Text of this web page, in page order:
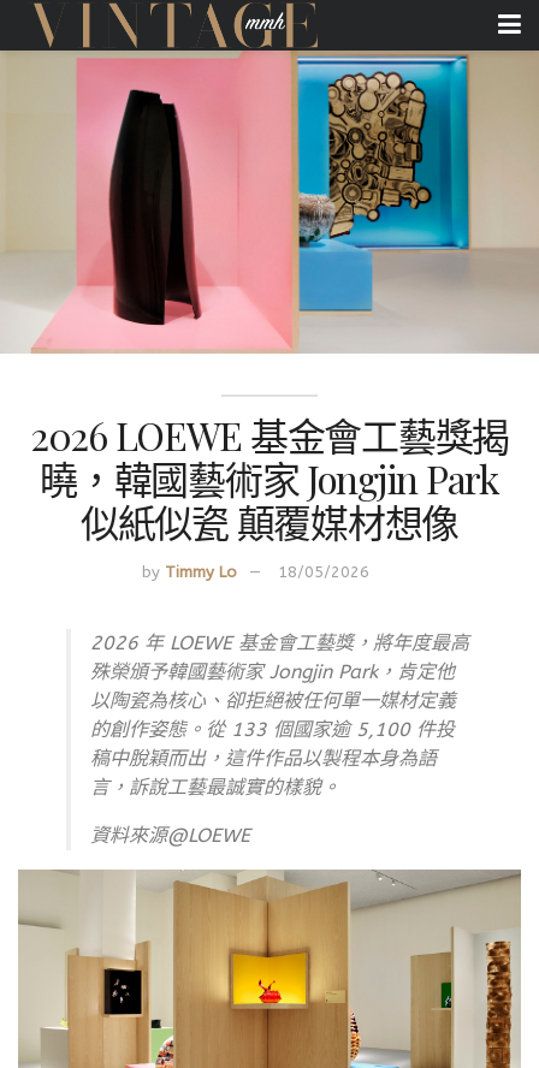
2026 LOEWE 基金會工藝獎揭
曉，韓國藝術家 Jongjin Park
似紙似瓷 顛覆媒材想像
by Timmy Lo 18/05/2026
2026 年 LOEWE 基金會工藝獎，將年度最高
殊榮頒予韓國藝術家 Jongjin Park，肯定他
以陶瓷為核心、卻拒絕被任何單一媒材定義
的創作姿態。從 133 個國家逾 5,100 件投
稿中脫穎而出，這件作品以製程本身為語
言，訴說工藝最誠實的樣貌。
資料來源@LOEWE